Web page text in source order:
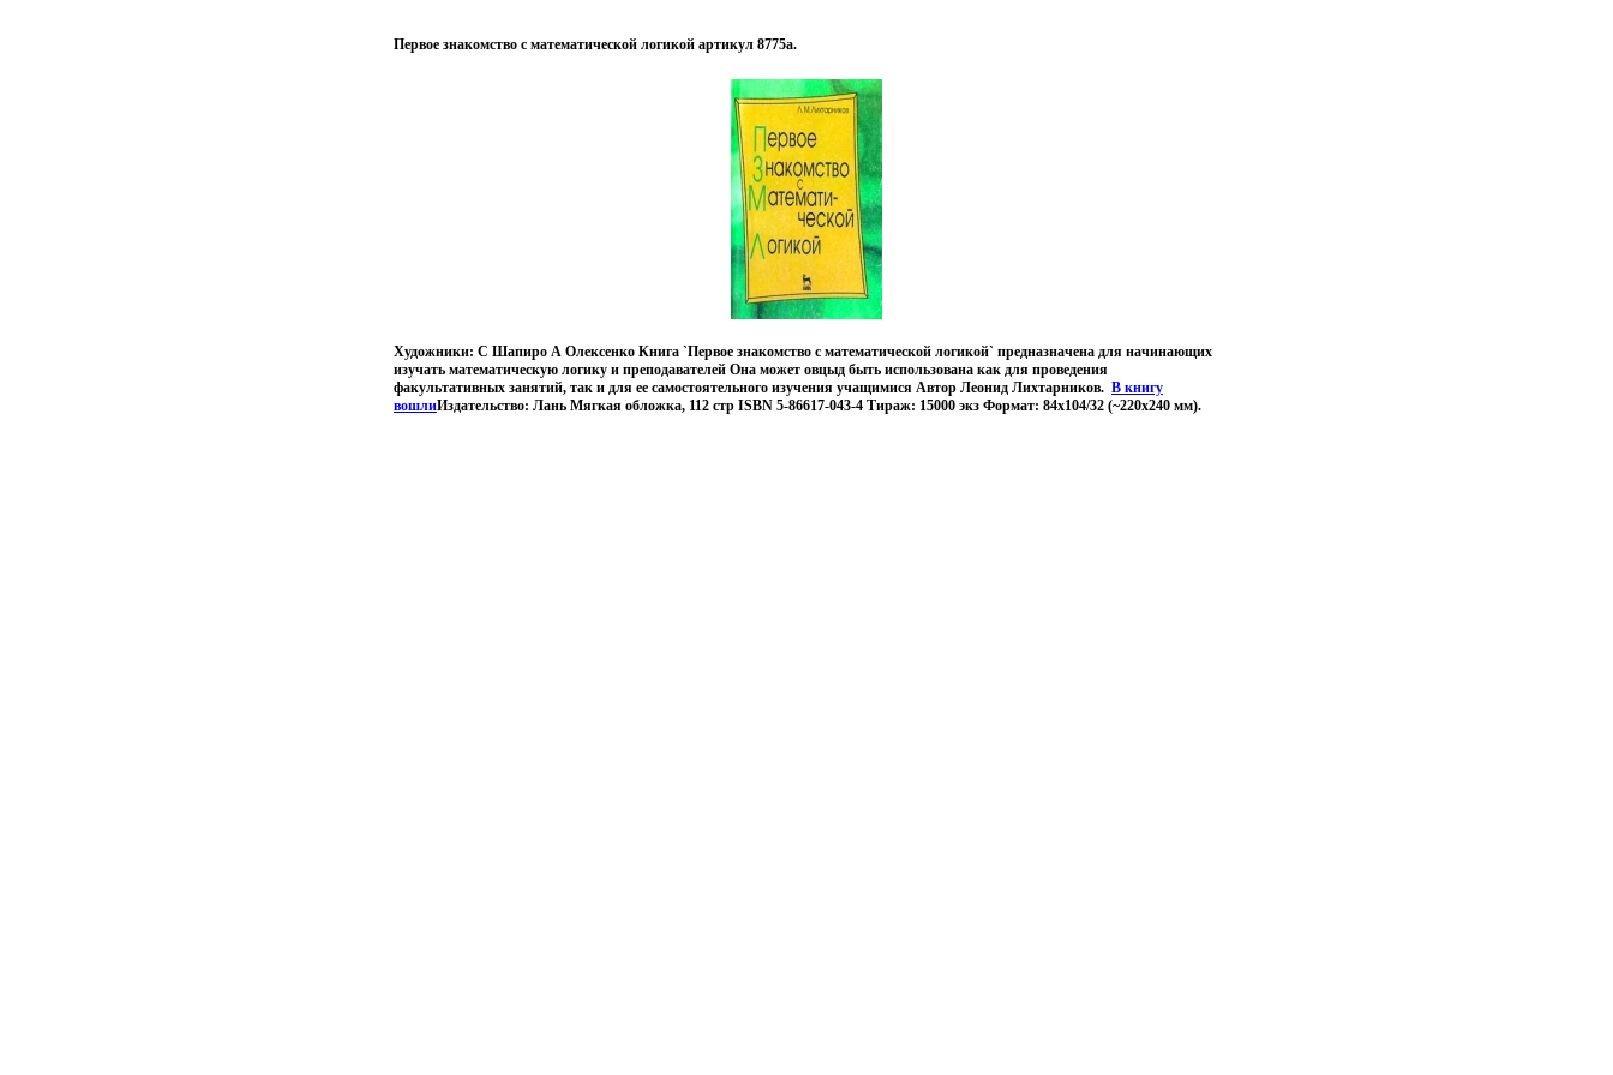
Первое знакомство с математической логикой артикул 8775a.
Художники: С Шапиро А Олексенко Книга `Первое знакомство с математической логикой` предназначена для начинающих
изучать математическую логику и преподавателей Она может овцыд быть использована как для проведения
факультативных занятий, так и для ее самостоятельного изучения учащимися Автор Леонид Лихтарников. В книгу
вошлиИздательство: Лань Мягкая обложка, 112 стр ISBN 5-86617-043-4 Тираж: 15000 экз Формат: 84x104/32 (~220x240 мм).